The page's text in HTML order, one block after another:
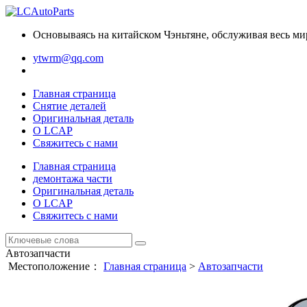
Основываясь на китайском Чэньтяне, обслуживая весь
ytwrm@qq.com
Главная страница
Снятие деталей
Оригинальная деталь
О LCAP
Свяжитесь с нами
Главная страница
демонтажа части
Оригинальная деталь
О LCAP
Свяжитесь с нами
Автозапчасти
Местоположение： Главная страница > Автозапчасти